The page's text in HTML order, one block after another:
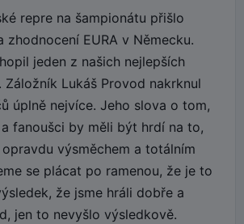
repre na šampionátu přišlo
zhodnocení EURA v Německu.
jeden z našich nejlepších
Záložník Lukáš Provod nakrknul
úplně nejvíce. Jeho slova o tom,
fanoušci by měli být hrdí na to,
výsměchem a totálním
se plácat po ramenou, že je to
že jsme hráli dobře a
jen to nevyšlo výsledkově.